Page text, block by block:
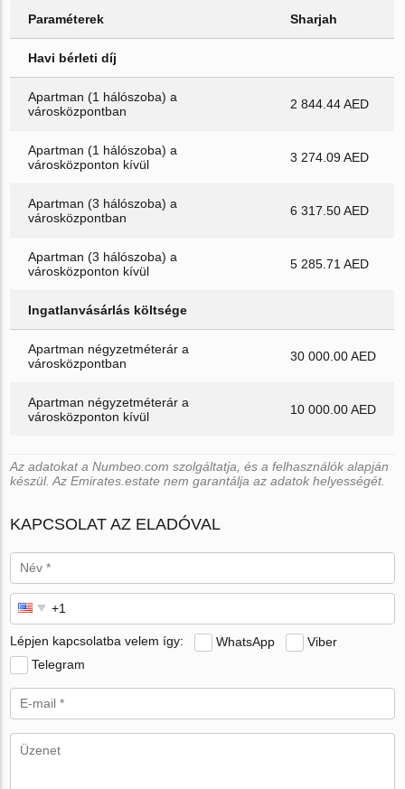
Paraméterek Sharjah
Havi bérleti díj
Apartman (1 hálószoba) a
városközpontban
2 844.44 AED
Apartman (1 hálószoba) a
városközponton kívül
3 274.09 AED
Apartman (3 hálószoba) a
városközpontban
6 317.50 AED
Apartman (3 hálószoba) a
városközponton kívül
5 285.71 AED
Ingatlanvásárlás költsége
Apartman négyzetméterár a
városközpontban
30 000.00 AED
Apartman négyzetméterár a
városközponton kívül
10 000.00 AED
Az adatokat a Numbeo.com szolgáltatja, és a felhasználók alapján
készül. Az Emirates.estate nem garantálja az adatok helyességét.
KAPCSOLAT AZ ELADÓVAL
Lépjen kapcsolatba velem így: WhatsApp
Viber
Telegram